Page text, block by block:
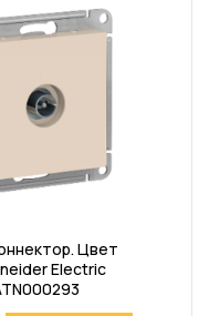
Цвет
Electric